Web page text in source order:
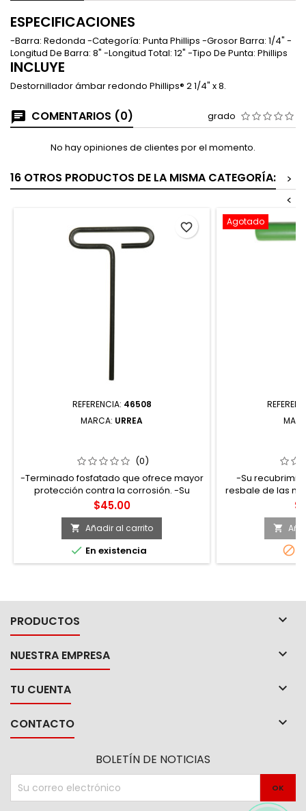
ESPECIFICACIONES
-Barra: Redonda -Categoría: Punta Phillips -Grosor Barra: 1/4" -
Longitud De Barra: 8" -Longitud Total: 12" -Tipo De Punta: Phillips
INCLUYE
Destornillador ámbar redondo Phillips® 2 1/4" x 8.
COMENTARIOS (0) grado
No hay opiniones de clientes por el momento.
16 OTROS PRODUCTOS DE LA MISMA CATEGORÍA:
>
<
REFERENCIA: 46508
MARCA: URREA
(0)
-Terminado fosfatado que ofrece mayor
protección contra la corrosión. -Su
diseño en forma de "t" ofrece un torque
extra. -Marca Urrea.
Precio
$45.00
 Añadir al carrito
 En existencia
favorite_border Agotado
-Su
resbale de las
contacto con
largas que
en
acceso -
protección
en forma de


PRODUCTOS 
NUESTRA EMPRESA 
TU CUENTA 
CONTACTO 
BOLETÍN DE NOTICIAS